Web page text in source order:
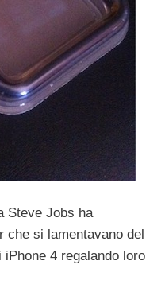
Steve Jobs ha
che si lamentavano del
iPhone 4 regalando loro